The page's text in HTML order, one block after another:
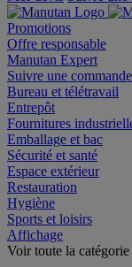
Promotions
Offre responsable
Manutan Expert
Suivre une commande
Bureau et télétravail
Entrepôt
Fournitures
Emballage et bac
Sécurité et santé
Espace extérieur
Restauration
Hygiène
Sports et loisirs
Affichage
Voir toute la catégorie